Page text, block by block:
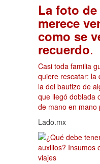
La foto
merece
como se
recuerdo.
Casi toda familia
quiere rescatar: la
la del bautizo de
que llegó doblada
de mano en mano
Lado.mx